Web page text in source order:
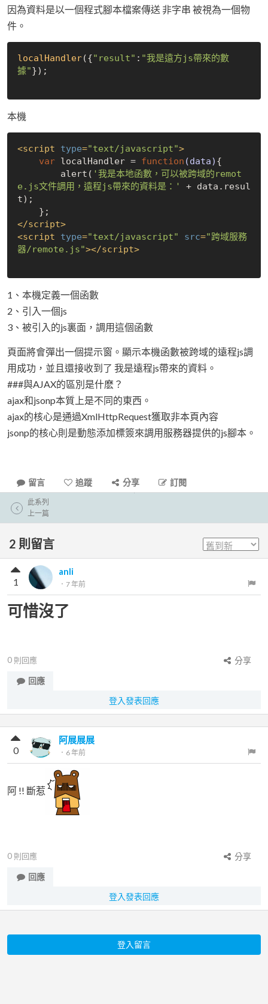
因為資料是以一個程式腳本檔案傳送 非字串 被視為一個物
件。
localHandler({"result" : "我是遠方js帶來的數
據"});
本機
<script type="text/javascript">
var localHandler = function (data) {
        alert(
'我是本地函數，可以被跨域的remot
e.js文件調用，遠程js帶來的資料是：'
+ data.resul
t);
</script>
<script type="text/javascript" src="跨域服務
器/remote.js"></script>
1、本機定義一個函數
2、引入一個js
3、被引入的js裏面，調用這個函數
頁面將會彈出一個提示窗。顯示本機函數被跨域的遠程js調
用成功，並且還接收到了 我是遠程js帶來的資料。
###與AJAX的區別是什麽？
ajax和jsonp本質上是不同的東西。
ajax的核心是通過XmlHttpRequest獲取非本頁內容
jsonp的核心則是動態添加標簽來調用服務器提供的js腳本。
留言 追蹤 分享 訂閱
此系列
上一篇
2 則留言
anli
． 7 年前
1
可惜沒了
0 則回應
分享
回應
登入發表回應
阿展展展
． 6 年前
0
阿 !! 斷惹
0 則回應
分享
回應
登入發表回應
登入留言